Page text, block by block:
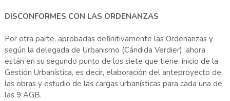
DISCONFORMES CON LAS ORDENANZAS
Por otra parte, aprobadas definitivamente las Ordenanzas y
según la delegada de Urbanismo (Cándida Verdier), ahora
están en su segundo punto de los siete que tiene: inicio de la
Gestión Urbanística, es decir, elaboración del anteproyecto de
las obras y estudio de las cargas urbanísticas para cada una de
las 9 AGB.